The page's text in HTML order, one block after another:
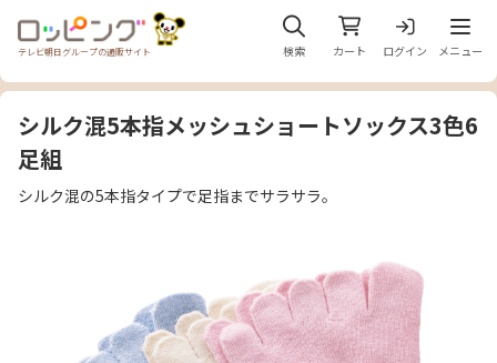
テレビ朝日グループの通販サイト 検索 カート ログイン
メニ
メニュー
シルク混5本指メッシュショートソックス3色6
足組
シルク混の5本指タイプで足指までサラサラ。